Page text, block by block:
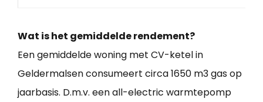
Wat is het gemiddelde rendement?
Een gemiddelde woning met CV-ketel in
Geldermalsen consumeert circa 1650 m3 gas op
jaarbasis. D.m.v. een all-electric warmtepomp